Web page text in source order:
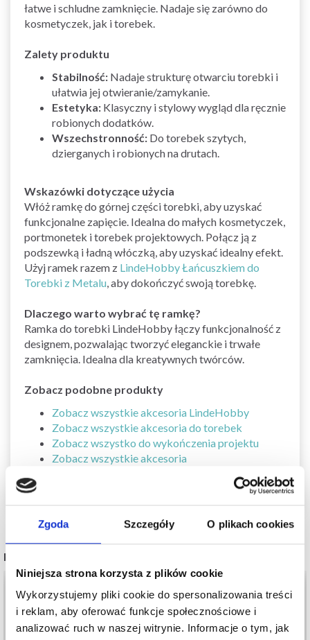
Zgoda Szczegóły O plikach cookies
Niniejsza strona korzysta z plików cookie
Wykorzystujemy pliki cookie do spersonalizowania treści
i reklam, aby oferować funkcje społecznościowe i
analizować ruch w naszej witrynie. Informacje o tym, jak
łatwe i schludne zamknięcie. Nadaje się zarówno do
kosmetyczek, jak i torebek.
Zalety produktu
Stabilność: Nadaje strukturę otwarciu torebki i
ułatwia jej otwieranie/zamykanie.
Estetyka: Klasyczny i stylowy wygląd dla ręcznie
robionych dodatków.
Wszechstronność: Do torebek szytych,
dzierganych i robionych na drutach.
Wskazówki dotyczące użycia
Włóż ramkę do górnej części torebki, aby uzyskać
funkcjonalne zapięcie. Idealna do małych kosmetyczek,
portmonetek i torebek projektowych. Połącz ją z
podszewką i ładną włóczką, aby uzyskać idealny efekt.
Użyj ramek razem z LindeHobby Łańcuszkiem do
Torebki z Metalu , aby dokończyć swoją torebkę.
Dlaczego warto wybrać tę ramkę?
Ramka do torebki LindeHobby łączy funkcjonalność z
designem, pozwalając tworzyć eleganckie i trwałe
zamknięcia. Idealna dla kreatywnych twórców.
Zobacz podobne produkty
Zobacz wszystkie akcesoria LindeHobby
Zobacz wszystkie akcesoria do torebek
Zobacz wszystko do wykończenia projektu
Zobacz wszystkie akcesoria
POPULARNE ALTERNATYWY